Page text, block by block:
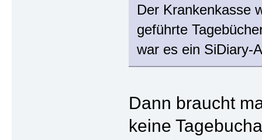
Der Krankenkasse
geführte
war es ein SiDiary-
Dann braucht
keine